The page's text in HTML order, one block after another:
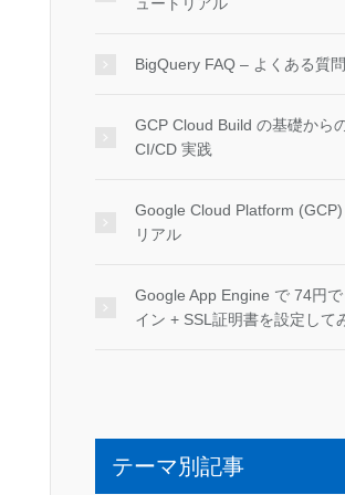
BigQuery FAQ – よくある質
GCP Cloud Build の基礎から
CI/CD 実践
Google Cloud Platform (GCP)
リアル
Google App Engine で 74円で
イン + SSL証明書を設定して
テーマ別記事